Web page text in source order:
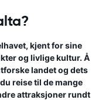
kjent for sine
og livlige kultur. Å
landet og dets
reise til de mange
attraksjoner rundt